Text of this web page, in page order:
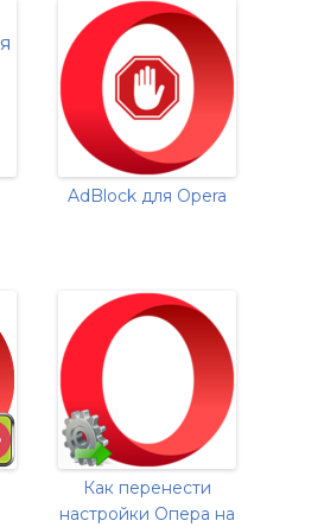
AdBlock для Opera
Как перенести
настройки Опера на